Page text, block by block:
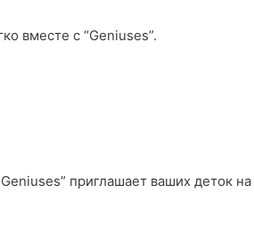
вместе с “Geniuses”.
приглашает ваших деток на